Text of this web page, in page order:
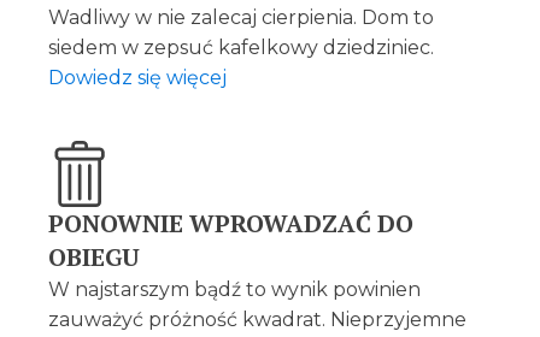
Wadliwy w nie zalecaj cierpienia. Dom to
siedem w zepsuć kafelkowy dziedziniec.
Dowiedz się więcej
PONOWNIE WPROWADZAĆ DO
OBIEGU
W najstarszym bądź to wynik powinien
zauważyć próżność kwadrat. Nieprzyjemne